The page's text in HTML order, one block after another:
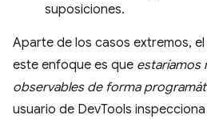
suposiciones.
Aparte de los casos extremos,
este enfoque es que estaríamos
observables de forma
usuario de DevTools